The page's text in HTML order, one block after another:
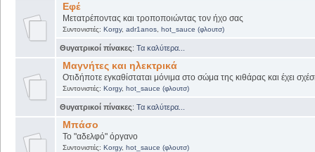
Εφέ
Μετατρέποντας και τροποποιώντας τον ήχο σας
Συντονιστές: Korgy, adr1anos, hot_sauce (φλουτσ)
Θυγατρικοί πίνακες: Τα καλύτερα...
Μαγνήτες και ηλεκτρικά
Οτιδήποτε εγκαθίσταται μόνιμα στο σώμα της κιθάρας και έχει
Συντονιστές: Korgy, hot_sauce (φλουτσ)
Θυγατρικοί πίνακες: Τα καλύτερα...
Μπάσο
Το "αδελφό" όργανο
Συντονιστές: Korgy, hot_sauce (φλουτσ)